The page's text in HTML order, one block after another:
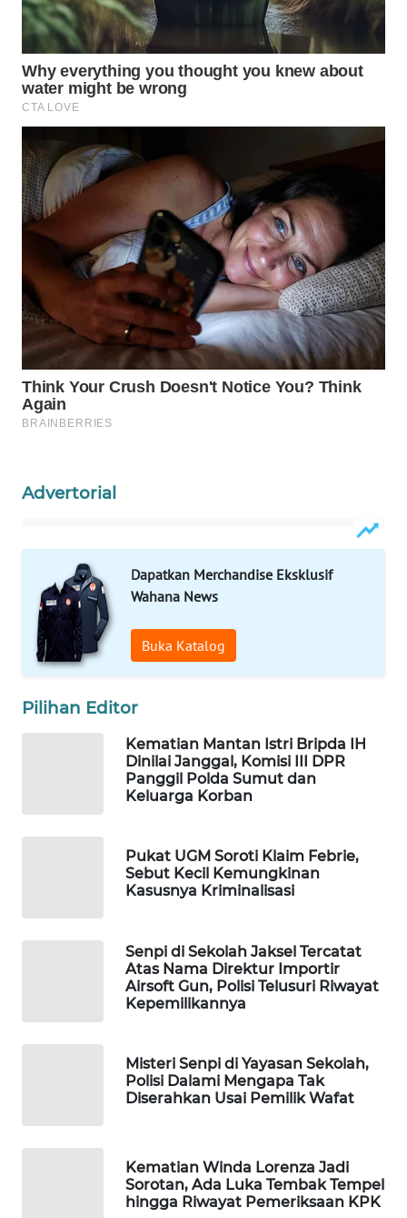
Advertorial
Dapatkan Merchandise Eksklusif
Wahana News
Buka Katalog
Pilihan Editor
Kematian Mantan Istri Bripda IH
Dinilai Janggal, Komisi III DPR
Panggil Polda Sumut dan
Keluarga Korban
Pukat UGM Soroti Klaim Febrie,
Sebut Kecil Kemungkinan
Kasusnya Kriminalisasi
Senpi di Sekolah Jaksel Tercatat
Atas Nama Direktur Importir
Airsoft Gun, Polisi Telusuri Riwayat
Kepemilikannya
Misteri Senpi di Yayasan Sekolah,
Polisi Dalami Mengapa Tak
Diserahkan Usai Pemilik Wafat
Kematian Winda Lorenza Jadi
Sorotan, Ada Luka Tembak Tempel
hingga Riwayat Pemeriksaan KPK
WAHANA
LISTRIK
WAHANA
TRAVEL
WAHANA
TV
WAHANANEWS
ID
WAHANANEWS
WAHANANEWS
WAHANA
WAHANA
WAHANA
SELEB
WAHANA
PERSONA
OTOMOTIF
LAPAK
KONSUMEN